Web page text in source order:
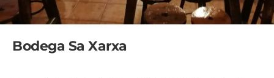
Bodega Sa Xarxa